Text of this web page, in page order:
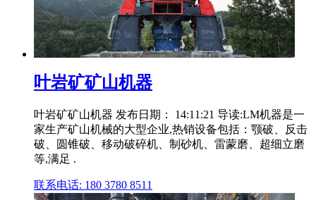
叶岩矿矿山机器
叶岩矿矿山机器 发布日期： 14:11:21 导读:LM机器是一
家生产矿山机械的大型企业,热销设备包括：颚破、反击
破、圆锥破、移动破碎机、制砂机、雷蒙磨、超细立磨
等,满足 .
联系电话: 180 3780 8511